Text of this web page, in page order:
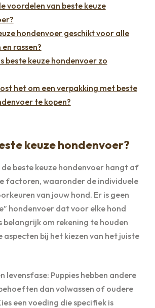
voordelen van beste keuze
hondenvoer geschikt voor alle
rassen?
beste keuze hondenvoer zo
het om een verpakking met beste
te kopen?
keuze hondenvoer?
de beste keuze hondenvoer hangt af
factoren, waaronder de individuele
van jouw hond. Er is geen
hondenvoer dat voor elke hond
belangrijk om rekening te houden
aspecten bij het kiezen van het juiste
levensfase: Puppies hebben andere
dan volwassen of oudere
een voeding die specifiek is